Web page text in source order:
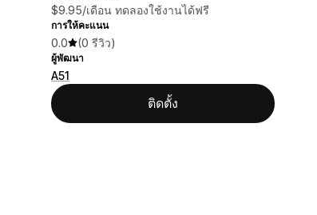
$9.95/เดือน ทดลองใช้งานได้ฟรี
การให้คะแนน
0.0 (0 รีวิว)
ผู้พัฒนา
A51
ติดตั้ง